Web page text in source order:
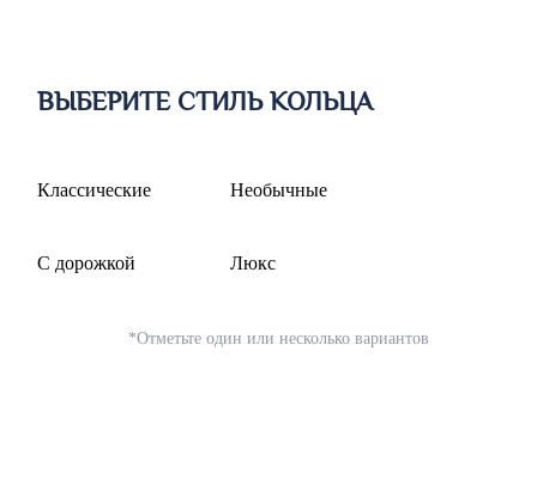
ВЫБЕРИТЕ СТИЛЬ КОЛЬЦА
Классические Необычные
С дорожкой Люкс
*Отметьте один или несколько вариантов